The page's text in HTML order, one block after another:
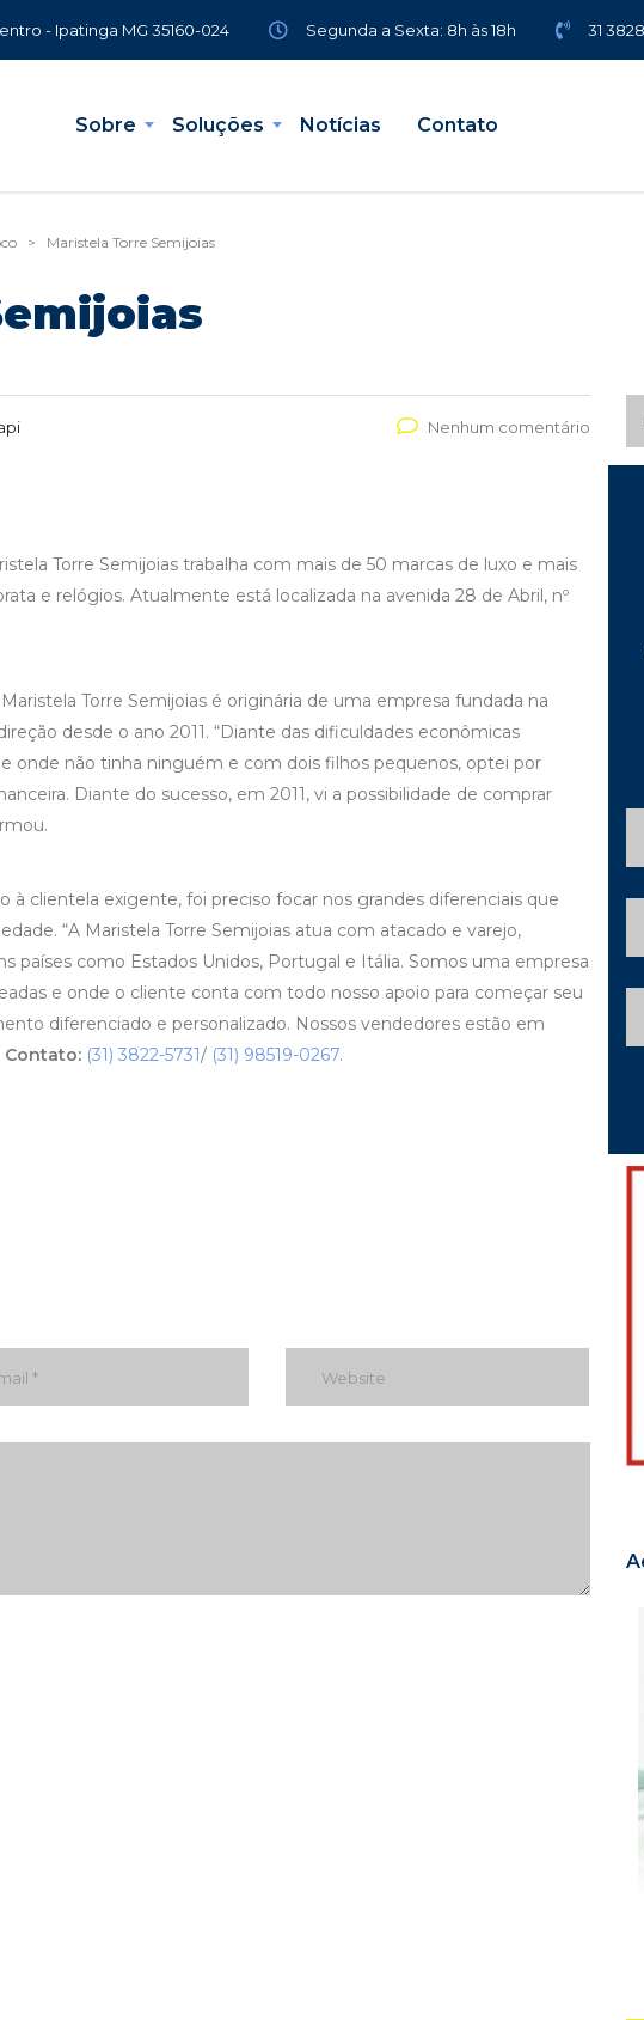
- Ipatinga MG 35160-024 Segunda a Sexta: 8h às 18h 31 3828
Sobre Soluções Notícias Contato
> Maristela Torre Semijoias
Nenhum comentário
Torre Semijoias trabalha com mais de 50 marcas de luxo e mais
e relógios. Atualmente está localizada na avenida 28 de Abril, nº
Torre Semijoias é originária de uma empresa fundada na
desde o ano 2011. “Diante das dificuldades econômicas
onde não tinha ninguém e com dois filhos pequenos, optei por
Diante do sucesso, em 2011, vi a possibilidade de comprar
à clientela exigente, foi preciso focar nos grandes diferenciais que
“A Maristela Torre Semijoias atua com atacado e varejo,
países como Estados Unidos, Portugal e Itália. Somos uma empresa
e onde o cliente conta com todo nosso apoio para começar seu
diferenciado e personalizado. Nossos vendedores estão em
Contato: (31) 3822-5731/ (31) 98519-0267.